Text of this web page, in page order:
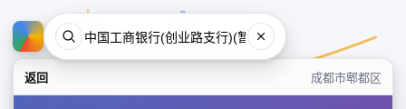
返回 成都市郫都区